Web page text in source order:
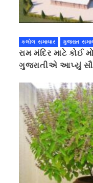
કલોલ સમાચાર ગુજરાત
રામ મંદિર માટે
ગુજરાતીએ આપ્યું